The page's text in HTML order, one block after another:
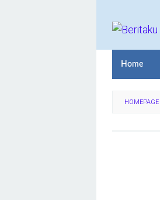
Home
HOMEPAGE